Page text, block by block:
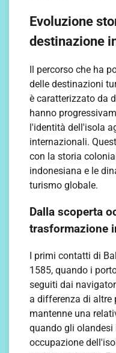
Evoluzione
destinazione
Il percorso che ha
delle destinazioni
è caratterizzato da
hanno
l'identità dell'isola
internazionali.
con la storia
indonesiana e le
turismo globale.
Dalla scoperta
trasformazione
I primi contatti di
1585, quando i
seguiti dai
a differenza di altre
mantenne una
quando gli
occupazione